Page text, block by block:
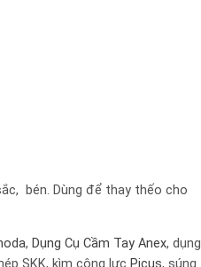
bén. Dùng để thay thếo cho
, Dụng Cụ Cầm Tay Anex, dụng